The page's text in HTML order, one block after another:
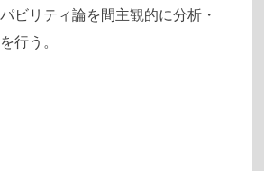
ビリティ論を間主観的に分析・
行う。